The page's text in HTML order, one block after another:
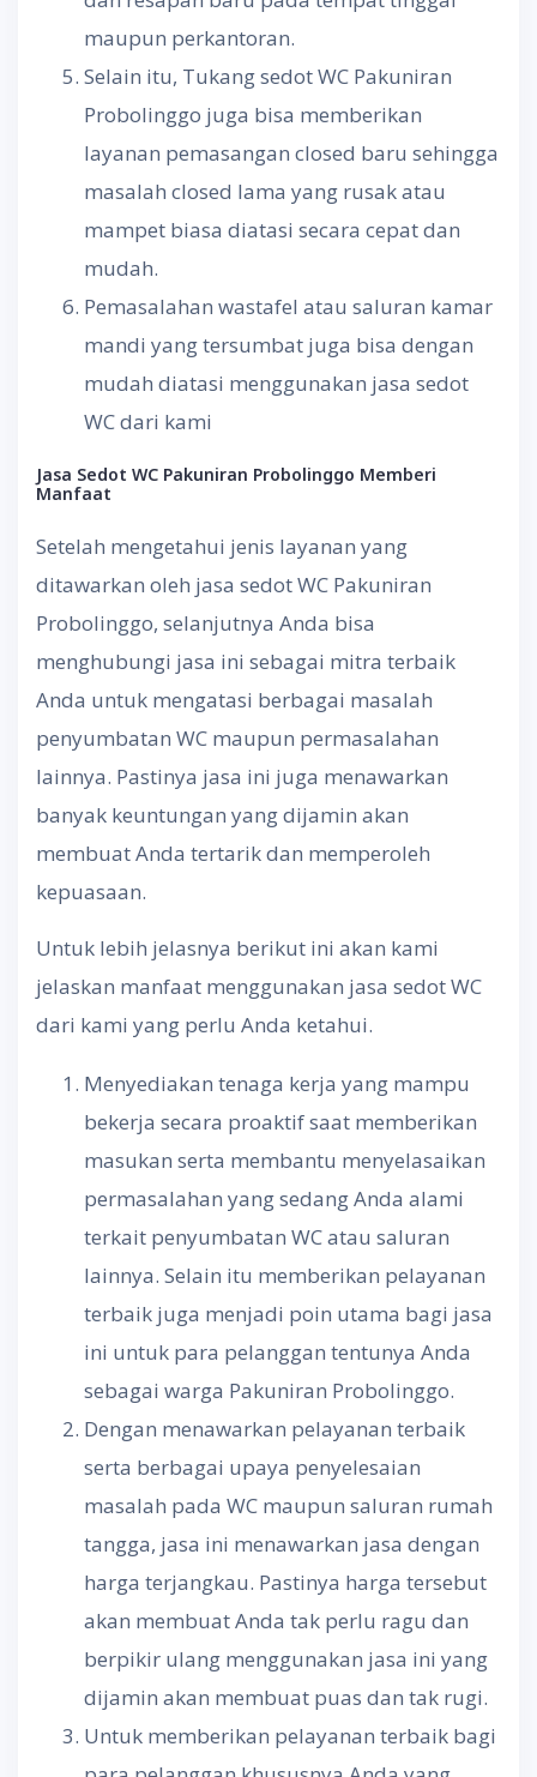
maupun perkantoran.
Selain itu, Tukang sedot WC Pakuniran
Probolinggo juga bisa memberikan
layanan pemasangan closed baru sehingga
masalah closed lama yang rusak atau
mampet biasa diatasi secara cepat dan
mudah.
Pemasalahan wastafel atau saluran kamar
mandi yang tersumbat juga bisa dengan
mudah diatasi menggunakan jasa sedot
WC dari kami
Jasa Sedot WC Pakuniran Probolinggo Memberi
Manfaat
Setelah mengetahui jenis layanan yang
ditawarkan oleh jasa sedot WC Pakuniran
Probolinggo, selanjutnya Anda bisa
menghubungi jasa ini sebagai mitra terbaik
Anda untuk mengatasi berbagai masalah
penyumbatan WC maupun permasalahan
lainnya. Pastinya jasa ini juga menawarkan
banyak keuntungan yang dijamin akan
membuat Anda tertarik dan memperoleh
kepuasaan.
Untuk lebih jelasnya berikut ini akan kami
jelaskan manfaat menggunakan jasa sedot WC
dari kami yang perlu Anda ketahui.
Menyediakan tenaga kerja yang mampu
bekerja secara proaktif saat memberikan
masukan serta membantu menyelasaikan
permasalahan yang sedang Anda alami
terkait penyumbatan WC atau saluran
lainnya. Selain itu memberikan pelayanan
terbaik juga menjadi poin utama bagi jasa
ini untuk para pelanggan tentunya Anda
sebagai warga Pakuniran Probolinggo.
Dengan menawarkan pelayanan terbaik
serta berbagai upaya penyelesaian
masalah pada WC maupun saluran rumah
tangga, jasa ini menawarkan jasa dengan
harga terjangkau. Pastinya harga tersebut
akan membuat Anda tak perlu ragu dan
berpikir ulang menggunakan jasa ini yang
dijamin akan membuat puas dan tak rugi.
Untuk memberikan pelayanan terbaik bagi